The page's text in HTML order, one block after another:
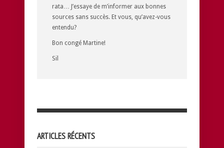
rata… J’essaye de m’informer aux bonnes
sources sans succès. Et vous, qu’avez-vous
entendu?
Bon congé Martine!
Sil
ARTICLES RÉCENTS